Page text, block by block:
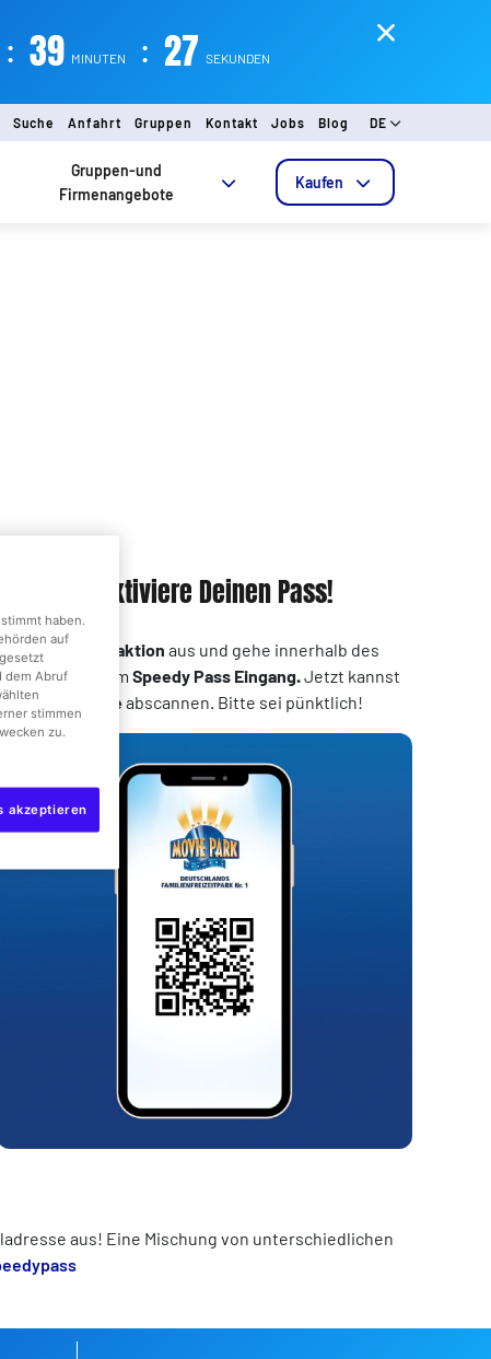
: 39 MINUTEN : 26 SEKUNDEN
Suche Anfahrt Gruppen Kontakt Jobs Blog DE
Gruppen-und
Firmenangebote
Kaufen
Schritt 3: Aktiviere Deinen Pass!
eine Attraktion aus und gehe innerhalb des
zum Speedy Pass Eingang.Jetzt kannst
den
QR-Codeabscannen. Bitte sei pünktlich!
aus! Eine Mischung von unterschiedlichen
haben.
auf
dem Abruf
stimmen
zu.
akzeptieren